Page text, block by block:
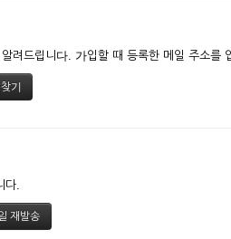
려드립니다. 가입할 때 등록한 메일 주소
다.